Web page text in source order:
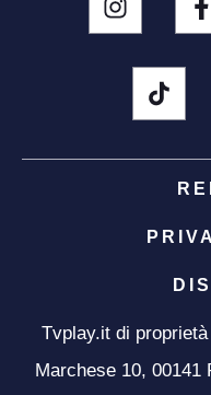
Tvplay.it di
Marchese 10, 00141